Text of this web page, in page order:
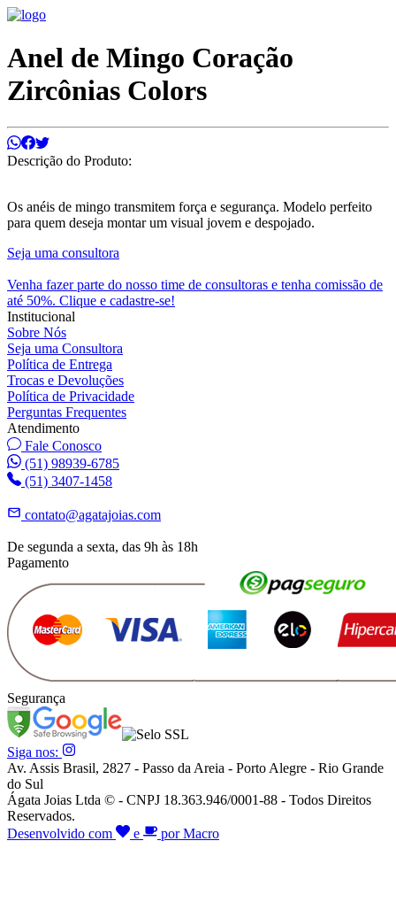
Anel de Mingo Coração
Zircônias Colors
Descrição do Produto:
Os anéis de mingo transmitem força e segurança. Modelo perfeito
para quem deseja montar um visual jovem e despojado.
Seja uma consultora
Venha fazer parte do nosso time de consultoras e tenha comissão de
até 50%. Clique e cadastre-se!
Institucional
Sobre Nós
Seja uma Consultora
Política de Entrega
Trocas e Devoluções
Política de Privacidade
Perguntas Frequentes
Atendimento
Fale Conosco
(51) 98939-6785
(51) 3407-1458
contato@agatajoias.com
De segunda a sexta, das 9h às 18h
Pagamento
Segurança
Siga nos:
Av. Assis Brasil, 2827 - Passo da Areia - Porto Alegre - Rio Grande
do Sul
Ágata Joias Ltda © - CNPJ 18.363.946/0001-88 - Todos Direitos
Reservados.
Desenvolvido com
e por Macro